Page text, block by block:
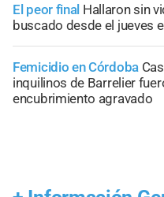
El peor final Hallaron sin
buscado desde el jueves
Femicidio en Córdoba
inquilinos de Barrelier
encubrimiento agravado